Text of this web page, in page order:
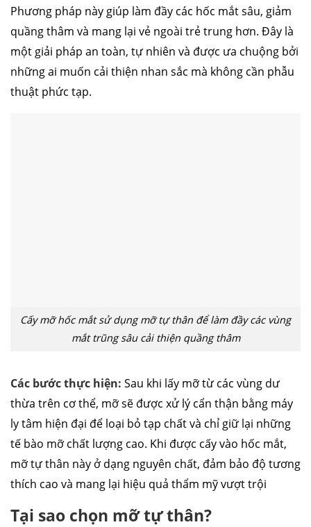
Phương pháp này giúp làm đầy các hốc mắt sâu, giảm
quầng thâm và mang lại vẻ ngoài trẻ trung hơn. Đây là
một giải pháp an toàn, tự nhiên và được ưa chuộng bởi
những ai muốn cải thiện nhan sắc mà không cần phẫu
thuật phức tạp.
Cấy mỡ hốc mắt sử dụng mỡ tự thân để làm đầy các vùng
mắt trũng sâu cải thiện quầng thâm
Các bước thực hiện: Sau khi lấy mỡ từ các vùng dư
thừa trên cơ thể, mỡ sẽ được xử lý cẩn thận bằng máy
ly tâm hiện đại để loại bỏ tạp chất và chỉ giữ lại những
tế bào mỡ chất lượng cao. Khi được cấy vào hốc mắt,
mỡ tự thân này ở dạng nguyên chất, đảm bảo độ tương
thích cao và mang lại hiệu quả thẩm mỹ vượt trội
Tại sao chọn mỡ tự thân?